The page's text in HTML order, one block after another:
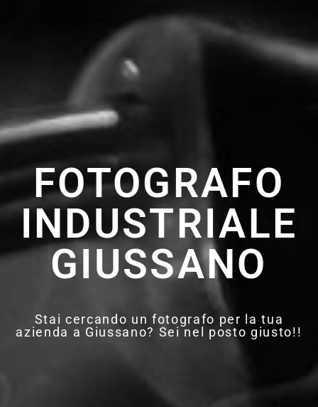
FOTOGRAFO
INDUSTRIALE
GIUSSANO
Stai cercando un fotografo per la tua
azienda a Giussano? Sei nel posto giusto!!